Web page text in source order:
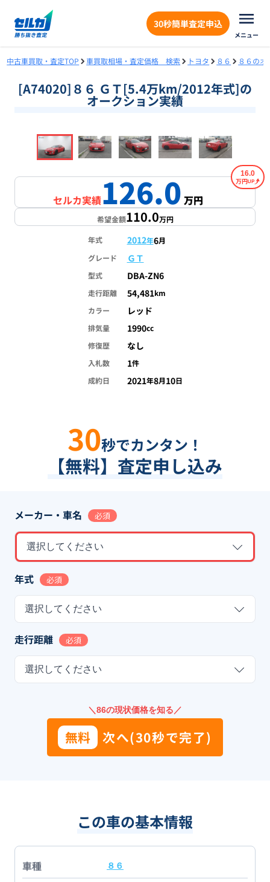
30秒簡単査定申込
メニュー
中古車買取・査定TOP 車買取相場・査定価格 検索 トヨタ ８６ ８６の
[A74020]８６ ＧＴ[5.4万km/2012年式]の
オークション実績
1/19
セルカ実績126.0万円
16.0
万円
希望金額110.0万円
年式 2012年6月
グレード
ＧＴ
型式 DBA-ZN6
走行距離 54,481km
カラー
レッド
排気量 1990cc
修復歴
なし
入札数 1件
成約日
2021年8月10日
30秒でカンタン！
【無料】査定申し込み
メーカー・車名 必須
選択してください
年式 必須
選択してください
走行距離 必須
選択してください
＼86の現状価格を知る／
無料 次へ(30秒で完了)
この車の基本情報
車種 ８６